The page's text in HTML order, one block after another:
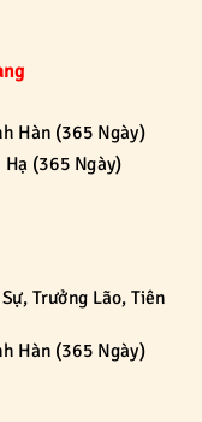
Hàn (365 Ngày)
(365 Ngày)
Trưởng Lão, Tiên
Hàn (365 Ngày)